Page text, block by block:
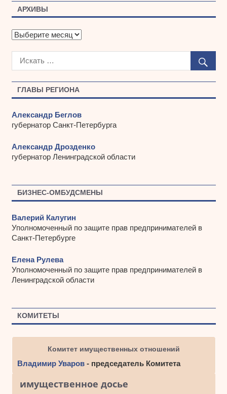
ГЛАВЫ РЕГИОНА
Александр Беглов
губернатор Санкт-Петербурга
Александр Дрозденко
губернатор Ленинградской области
БИЗНЕС-ОМБУДСМЕНЫ
Валерий Калугин
Уполномоченный по защите прав предпринимателей в
Санкт-Петербурге
Елена Рулева
Уполномоченный по защите прав предпринимателей в
Ленинградской области
КОМИТЕТЫ
Комитет имущественных отношений
Владимир Уваров- председатель Комитета
имущественное досье
АРХИВЫ
А
х
ы